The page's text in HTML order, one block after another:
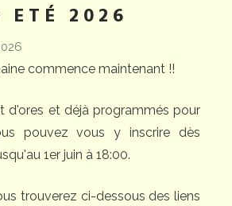
ETÉ 2026
commence maintenant !!
d'ores et déjà programmés pour
pouvez vous y inscrire dès
1er juin à 18:00.
trouverez ci-dessous des liens